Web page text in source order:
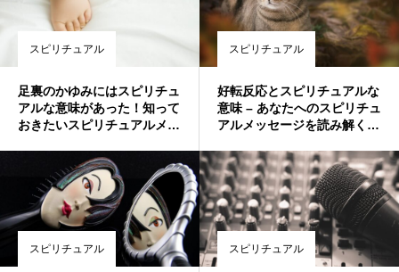
スピリチュアル
足裏のかゆみにはスピリチュ
アルな意味があった！知って
おきたいスピリチュアルメッ
スピリチュアル
好転反応とスピリチュアルな
意味 – あなたへのスピリチュ
アルメッセージを読み解く方
スピリチュアル スピリチュアル